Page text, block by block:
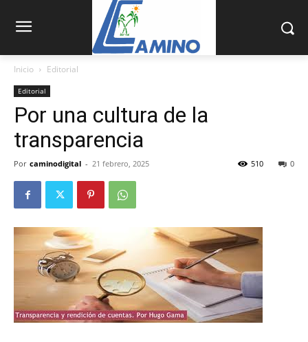
Inicio Editorial
Editorial
Por una cultura de la
transparencia
Por caminodigital - 21 febrero, 2025 0
510